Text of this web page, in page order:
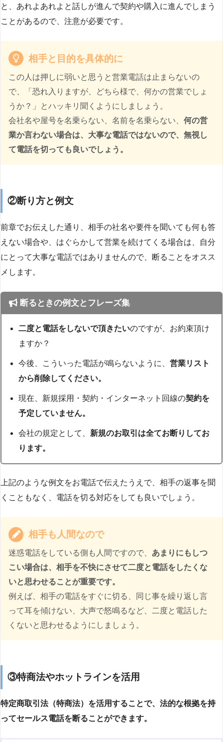
と、あれよあれよと話しが進んで契約や購入に進んでしまう
ことがあるので、注意が必要です。
相手と目的を具体的に
この人は押しに弱いと思うと営業電話は止まらないの
で、「恐れ入りますが、どちら様で、何かの営業でしょ
うか？」とハッキリ聞くようにしましょう。
会社名や屋号を名乗らない、名前を名乗らない、 何の営
業か言わない場合は、大事な電話ではないので、無視し
て電話を切っても良いでしょう。
②断り方と例文
前章でお伝えした通り、相手の社名や要件を聞いても何も答
えない場合や、はぐらかして営業を続けてくる場合は、自分
にとって大事な電話ではありませんので、断ることをオスス
メします。
断るときの例文とフレーズ集
二度と電話をしないで頂きたいのですが、お約束頂け
ますか？
今後、こういった電話が鳴らないように、営業リスト
から削除してください。
現在、新規採用・契約・インターネット回線の契約を
予定していません。
会社の規定として、 新規のお取引は全てお断りしてお
ります。
上記のような例文をお電話で伝えたうえで、相手の返事を聞
くこともなく、電話を切る対応をしても良いでしょう。
相手も人間なので
迷惑電話をしている側も人間ですので、 あまりにもしつ
こい場合は、相手を不快にさせて二度と電話をしたくな
いと思わせることが重要です。
例えば、相手の電話をすぐに切る、同じ事を繰り返し言
って耳を傾けない、大声で怒鳴るなど、二度と電話した
くないと思わせるようにしましょう。
③特商法やホットラインを活用
特定商取引法（特商法）を活用することで、法的な根拠を持
ってセールス電話を断ることができます。